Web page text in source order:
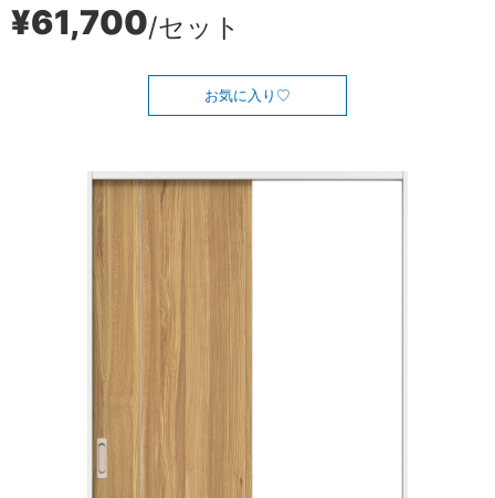
¥61,700/セット
お気に入り